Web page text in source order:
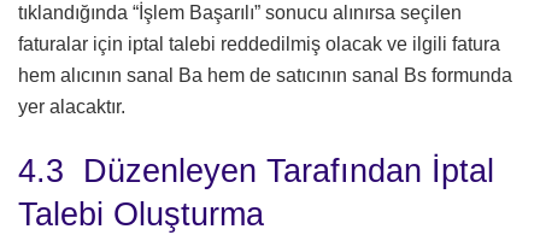
tıklandığında “İşlem Başarılı” sonucu alınırsa seçilen
faturalar için iptal talebi reddedilmiş olacak ve ilgili fatura
hem alıcının sanal Ba hem de satıcının sanal Bs formunda
yer alacaktır.
4.3 Düzenleyen Tarafından İptal
Talebi Oluşturma